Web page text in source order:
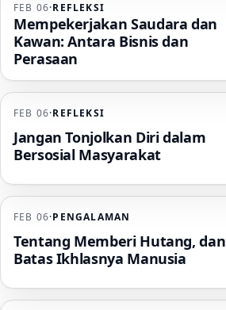
FEB 06·REFLEKSI
Mempekerjakan Saudara dan
Kawan: Antara Bisnis dan
Perasaan
FEB 06·REFLEKSI
Jangan Tonjolkan Diri dalam
Bersosial Masyarakat
FEB 06·PENGALAMAN
Tentang Memberi Hutang, dan
Batas Ikhlasnya Manusia